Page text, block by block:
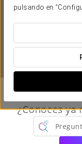
pulsando en
¿CUÁNDO
¿Conoces